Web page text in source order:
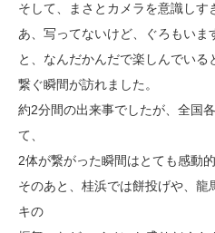
そして、まさとカメラを意識しす
あ、写ってないけど、ぐろもいま
と、なんだかんだで楽しんでい
繋ぐ瞬間が訪れました。
約2分間の出来事でしたが、全国
て、
2体が繋がった瞬間はとても感
そのあと、桂浜では餅投げや、
キの